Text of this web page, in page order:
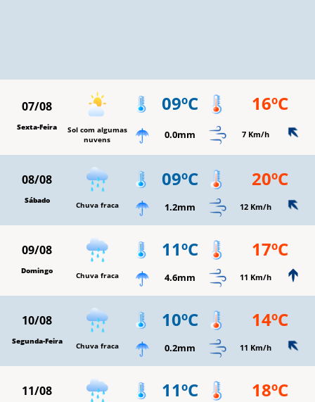
07/08
Sexta-Feira
Sol com algumas
nuvens
09ºC 16ºC
0.0mm 7 Km/h
08/08
Sábado Chuva fraca
09ºC 20ºC
1.2mm 12 Km/h
09/08
Domingo Chuva fraca
11ºC 17ºC
4.6mm 11 Km/h
10/08
Segunda-Feira Chuva fraca
10ºC 14ºC
0.2mm 11 Km/h
11/08 11ºC 18ºC